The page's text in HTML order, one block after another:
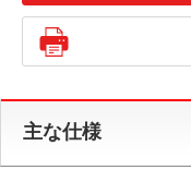
主な仕様